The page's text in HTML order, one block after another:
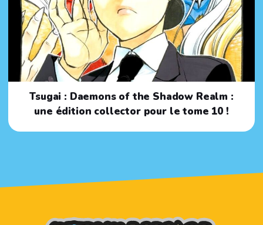
Tsugai : Daemons of the Shadow Realm :
une édition collector pour le tome 10 !